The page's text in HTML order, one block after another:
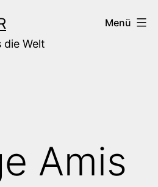
die Welt
Menü
Amis